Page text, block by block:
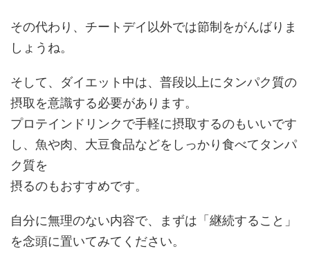
その代わり、チートデイ以外では節制をがんばりま
しょうね。
そして、ダイエット中は、普段以上にタンパク質の
摂取を意識する必要があります。
プロテインドリンクで手軽に摂取するのもいいです
し、魚や肉、大豆食品などをしっかり食べてタンパ
ク質を
摂るのもおすすめです。
自分に無理のない内容で、まずは「継続すること」
を念頭に置いてみてください。